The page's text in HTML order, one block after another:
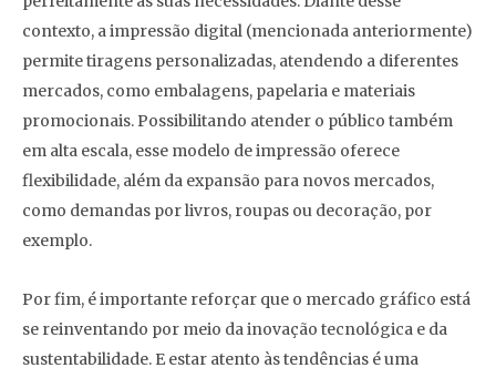
contexto, a impressão digital (mencionada anteriormente)
permite tiragens personalizadas, atendendo a diferentes
mercados, como embalagens, papelaria e materiais
promocionais. Possibilitando atender o público também
em alta escala, esse modelo de impressão oferece
flexibilidade, além da expansão para novos mercados,
como demandas por livros, roupas ou decoração, por
exemplo.
Por fim, é importante reforçar que o mercado gráfico está
se reinventando por meio da inovação tecnológica e da
sustentabilidade. E estar atento às tendências é uma